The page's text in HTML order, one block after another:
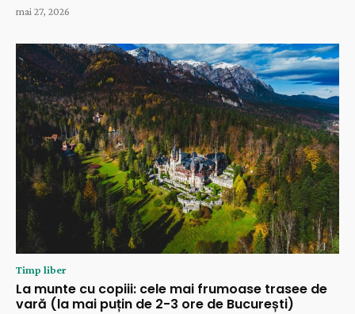
mai 27, 2026
Timp liber
La munte cu copiii: cele mai frumoase trasee de
vară (la mai puțin de 2-3 ore de București)